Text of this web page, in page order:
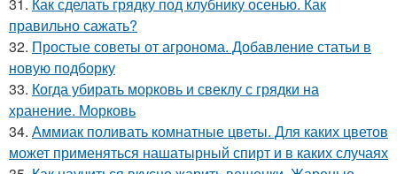
правильно сажать?
32. Простые советы от агронома. Добавление статьи в
новую подборку
33. Когда убирать морковь и свеклу с грядки на
хранение. Морковь
34. Аммиак поливать комнатные цветы. Для каких цветов
может применяться нашатырный спирт и в каких случаях